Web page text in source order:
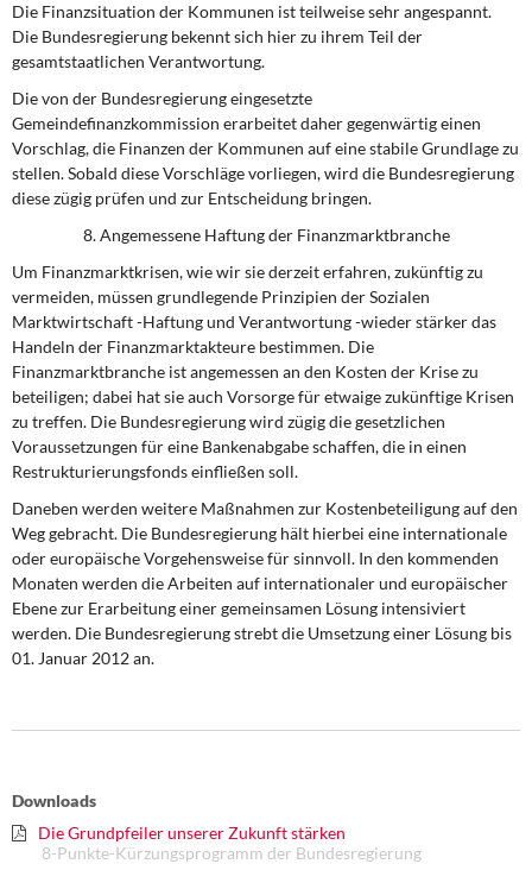
Die Finanzsituation der Kommunen ist teilweise sehr angespannt.
Die Bundesregierung bekennt sich hier zu ihrem Teil der
gesamtstaatlichen Verantwortung.
Die von der Bundesregierung eingesetzte
Gemeindefinanzkommission erarbeitet daher gegenwärtig einen
Vorschlag, die Finanzen der Kommunen auf eine stabile Grundlage zu
stellen. Sobald diese Vorschläge vorliegen, wird die Bundesregierung
diese zügig prüfen und zur Entscheidung bringen.
8. Angemessene Haftung der Finanzmarktbranche
Um Finanzmarktkrisen, wie wir sie derzeit erfahren, zukünftig zu
vermeiden, müssen grundlegende Prinzipien der Sozialen
Marktwirtschaft -Haftung und Verantwortung -wieder stärker das
Handeln der Finanzmarktakteure bestimmen. Die
Finanzmarktbranche ist angemessen an den Kosten der Krise zu
beteiligen; dabei hat sie auch Vorsorge für etwaige zukünftige Krisen
zu treffen. Die Bundesregierung wird zügig die gesetzlichen
Voraussetzungen für eine Bankenabgabe schaffen, die in einen
Restrukturierungsfonds einfließen soll.
Daneben werden weitere Maßnahmen zur Kostenbeteiligung auf den
Weg gebracht. Die Bundesregierung hält hierbei eine internationale
oder europäische Vorgehensweise für sinnvoll. In den kommenden
Monaten werden die Arbeiten auf internationaler und europäischer
Ebene zur Erarbeitung einer gemeinsamen Lösung intensiviert
werden. Die Bundesregierung strebt die Umsetzung einer Lösung bis
01. Januar 2012 an.
Downloads
Die Grundpfeiler unserer Zukunft stärken
8-Punkte-Kürzungsprogramm der Bundesregierung